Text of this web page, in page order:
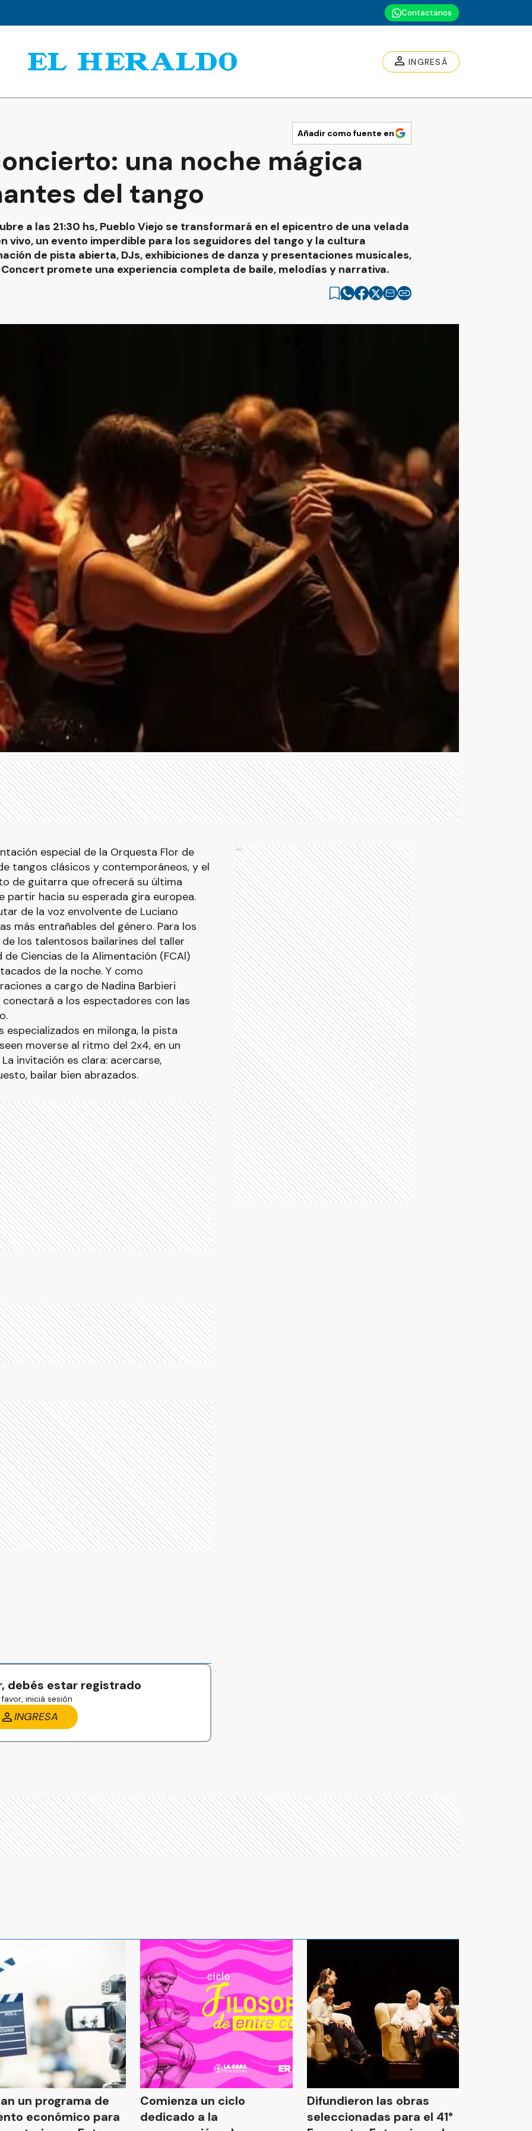
Contactanos
INGRESÁ
Añadir como fuente en
una noche mágica
del tango
a las 21:30 hs, Pueblo Viejo se transformará en el epicentro de una velada
vivo, un evento imperdible para los seguidores del tango y la cultura
de pista abierta, DJs, exhibiciones de danza y presentaciones musicales,
promete una experiencia completa de baile, melodías y narrativa.
especial de la Orquesta Flor de
tangos clásicos y contemporáneos, y el
de guitarra que ofrecerá su última
partir hacia su esperada gira europea.
de la voz envolvente de Luciano
más entrañables del género. Para los
los talentosos bailarines del taller
Ciencias de la Alimentación (FCAl)
de la noche. Y como
a cargo de Nadina Barbieri
a los espectadores con las
en milonga, la pista
moverse al ritmo del 2x4, en un
invitación es clara: acercarse,
bailar bien abrazados.
debés estar registrado
iniciá sesión
INGRESA
Ads
un programa de
económico para
Comienza un ciclo
dedicado a la
Difundieron las obras
seleccionadas para el 41°